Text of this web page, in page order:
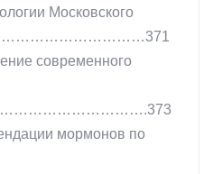
Московского
………………………………371
современного
мормонов по